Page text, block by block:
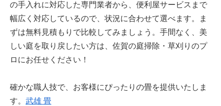
の手入れに対応した専門業者から、便利屋サービスまで
幅広く対応しているので、状況に合わせて選べます。ま
ずは無料見積もりで比較してみましょう。手間なく、美
しい庭を取り戻したい方は、佐賀の庭掃除・草刈りのプ
ロにお任せください！
確かな職人技で、お客様にぴったりの畳を提供いたしま
す。 武雄 畳